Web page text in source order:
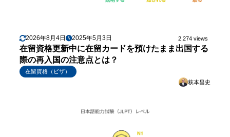
2026年8月4日 2025年5月3日 2,274 views
在留資格更新中に在留カードを預けたまま出国する
際の再入国の注意点とは？
在留資格（ビザ）
萩本昌史